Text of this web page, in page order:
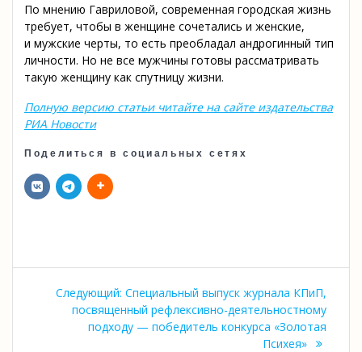
По мнению Гавриловой, современная городская жизнь
требует, чтобы в женщине сочетались и женские,
и мужские черты, то есть преобладал андрогинный тип
личности. Но не все мужчины готовы рассматривать
такую женщину как спутницу жизни.
Полную версию статьи читайте на сайте издательства
РИА Новости
Поделиться в социальных сетях
Навигация
Следующий: Следующая
запись:
Специальный выпуск журнала КПиП,
посвященный рефлексивно-деятельностному
подходу — победитель конкурса «Золотая
Психея»